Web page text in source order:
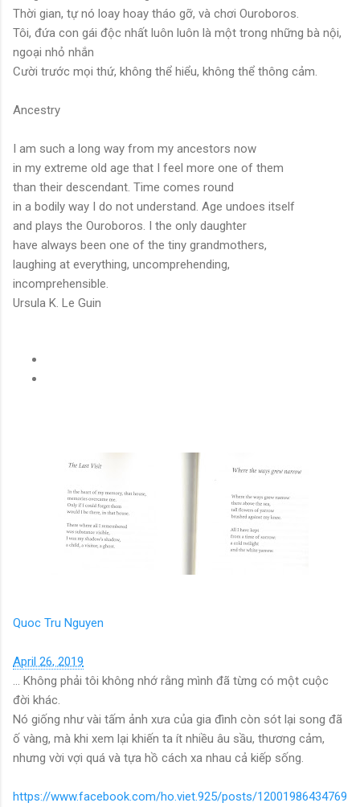
Thời gian, tự nó loay hoay tháo gỡ, và chơi Ouroboros.
Tôi, đứa con gái độc nhất luôn luôn là một trong những bà nội,
ngoại nhỏ nhắn
Cười trước mọi thứ, không thể hiểu, không thể thông cảm.
Ancestry
I am such a long way from my ancestors now
in my extreme old age that I feel more one of them
than their descendant. Time comes round
in a bodily way I do not understand. Age undoes itself
and plays the Ouroboros. I the only daughter
have always been one of the tiny grandmothers,
laughing at everything, uncomprehending,
incomprehensible.
Ursula K. Le Guin
Quoc Tru Nguyen
April 26, 2019
... Không phải tôi không nhớ rằng mình đã từng có một cuộc
đời khác.
Nó giống như vài tấm ảnh xưa của gia đình còn sót lại song đã
ố vàng, mà khi xem lại khiến ta ít nhiều âu sầu, thương cảm,
nhưng vời vợi quá và tựa hồ cách xa nhau cả kiếp sống.
https://www.facebook.com/ho.viet.925/posts/12001986434769